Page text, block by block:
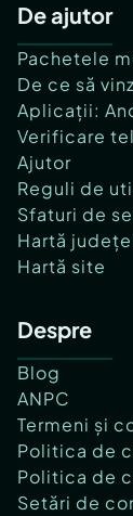
De ajutor
Pachetele
De ce să
Aplicații:
Verificare
Ajutor
Reguli de
Sfaturi de
Hartă
Hartă site
Despre
Blog
ANPC
Termeni și
Politica de
Politica de
Setări de